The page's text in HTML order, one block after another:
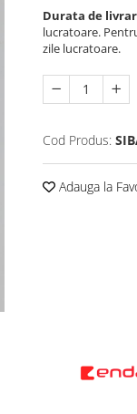
Durata de
lucratoare.
zile lucratoare.
Cod Produs:
Adauga la